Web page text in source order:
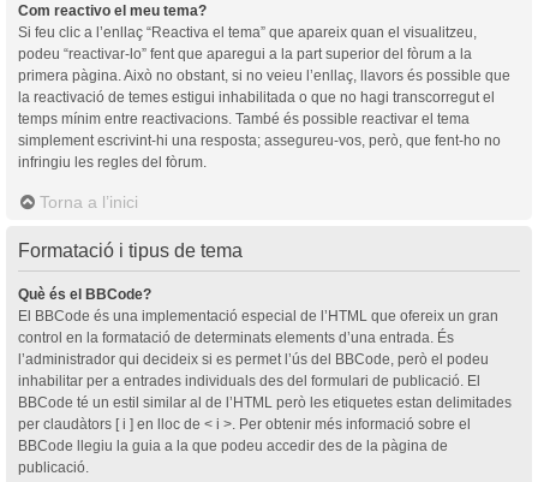
Com reactivo el meu tema?
Si feu clic a l’enllaç “Reactiva el tema” que apareix quan el visualitzeu,
podeu “reactivar-lo” fent que aparegui a la part superior del fòrum a la
primera pàgina. Això no obstant, si no veieu l’enllaç, llavors és possible que
la reactivació de temes estigui inhabilitada o que no hagi transcorregut el
temps mínim entre reactivacions. També és possible reactivar el tema
simplement escrivint-hi una resposta; assegureu-vos, però, que fent-ho no
infringiu les regles del fòrum.
Torna a l’inici
Formatació i tipus de tema
Què és el BBCode?
El BBCode és una implementació especial de l’HTML que ofereix un gran
control en la formatació de determinats elements d’una entrada. És
l’administrador qui decideix si es permet l’ús del BBCode, però el podeu
inhabilitar per a entrades individuals des del formulari de publicació. El
BBCode té un estil similar al de l’HTML però les etiquetes estan delimitades
per claudàtors [ i ] en lloc de < i >. Per obtenir més informació sobre el
BBCode llegiu la guia a la que podeu accedir des de la pàgina de
publicació.